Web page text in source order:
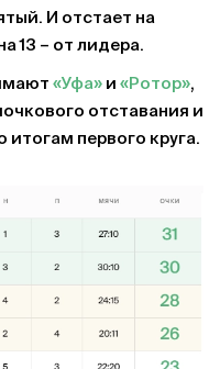
И отстает на
13 – от лидера.
«Уфа» и «Ротор»,
отставания и
итогам первого круга.